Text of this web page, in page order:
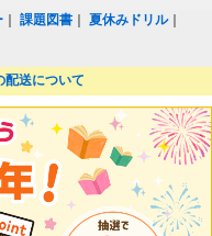
｜課題図書 ｜夏休みドリル｜
配送について